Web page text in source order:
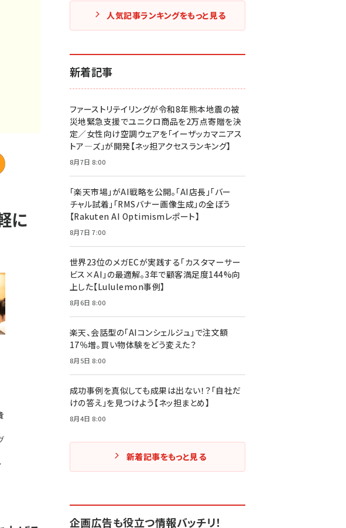
に
人気記事ランキングをもっと見る
新着記事
ファーストリテイリングが令和8年熊本地震の被
災地緊急支援でユニクロ商品を2万点寄贈を決
定／女性向け空調ウェアを「イーザッカマニアス
トア―ズ」が開発【ネッ担アクセスランキング】
8月7日 8:00
「楽天市場」がAI戦略を公開。「AI店長」「バー
チャル試着」「RMSバナー画像生成」の全ぼう
【Rakuten AI Optimismレポート】
8月7日 7:00
世界23位のメガECが実践する「カスタマーサー
ビス×AI」の最適解。3年で顧客満足度144%向
上した【Lululemon事例】
8月6日 8:00
楽天、会話型の「AIコンシェルジュ」で注文額
17％増。買い物体験をどう変えた？
8月5日 8:00
成功事例を真似しても成果は出ない！？「自社だ
けの答え」を見つけよう【ネッ担まとめ】
8月4日 8:00
新着記事をもっと見る
企画広告も役立つ情報バッチリ！